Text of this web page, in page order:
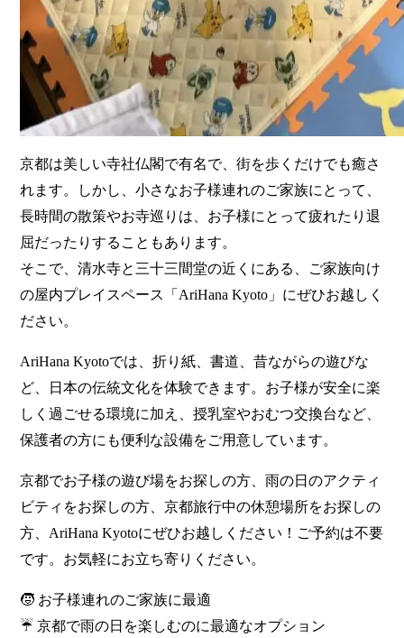
京都は美しい寺社仏閣で有名で、街を歩くだけでも癒さ
れます。しかし、小さなお子様連れのご家族にとって、
長時間の散策やお寺巡りは、お子様にとって疲れたり退
屈だったりすることもあります。
そこで、清水寺と三十三間堂の近くにある、ご家族向け
の屋内プレイスペース「AriHana Kyoto」にぜひお越しく
ださい。
AriHana Kyotoでは、折り紙、書道、昔ながらの遊びな
ど、日本の伝統文化を体験できます。お子様が安全に楽
しく過ごせる環境に加え、授乳室やおむつ交換台など、
保護者の方にも便利な設備をご用意しています。
京都でお子様の遊び場をお探しの方、雨の日のアクティ
ビティをお探しの方、京都旅行中の休憩場所をお探しの
方、AriHana Kyotoにぜひお越しください！ご予約は不要
です。お気軽にお立ち寄りください。
🧒 お子様連れのご家族に最適
☔ 京都で雨の日を楽しむのに最適なオプション